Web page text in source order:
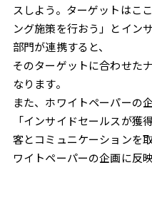
スしよう。ターゲットはこ
ング施策を行おう」とイン
部門が連携すると、
そのターゲットに合わせた
なります。
また、ホワイトペーパーの
「インサイドセールスが獲
客とコミュニケーションを
ワイトペーパーの企画に反